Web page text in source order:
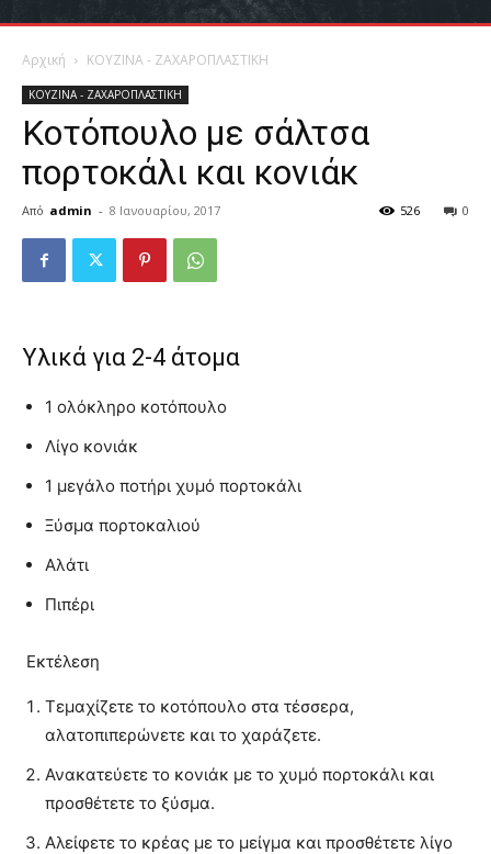
Αρχική ΚΟΥΖΙΝΑ - ΖΑΧΑΡΟΠΛΑΣΤΙΚΗ
ΚΟΥΖΙΝΑ - ΖΑΧΑΡΟΠΛΑΣΤΙΚΗ
Κοτόπουλο με σάλτσα
πορτοκάλι και κονιάκ
Από admin - 8 Ιανουαρίου, 2017 0
526
Υλικά για 2-4 άτομα
1 ολόκληρο κοτόπουλο
Λίγο κονιάκ
1 μεγάλο ποτήρι χυμό πορτοκάλι
Ξύσμα πορτοκαλιού
Αλάτι
Πιπέρι
Εκτέλεση
Τεμαχίζετε το κοτόπουλο στα τέσσερα,
αλατοπιπερώνετε και το χαράζετε.
Ανακατεύετε το κονιάκ με το χυμό πορτοκάλι και
προσθέτετε το ξύσμα.
Αλείφετε το κρέας με το μείγμα και προσθέτετε λίγο